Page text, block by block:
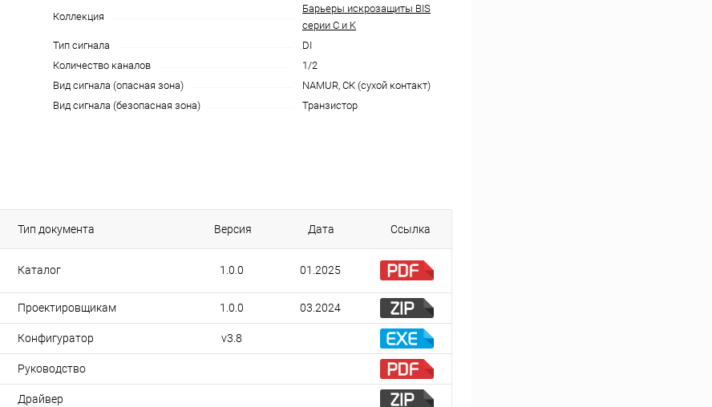
Коллекция
Барьеры искрозащиты BIS
серии С и K
Тип сигнала
DI
Количество каналов
1/2
Вид сигнала (опасная зона)
NAMUR, СК (сухой контакт)
Вид сигнала (безопасная зона)
Транзистор
Тип документа Версия Дата Ссылка
Каталог 1.0.0 01.2025
Проектировщикам 1.0.0 03.2024
Конфигуратор v3.8
Руководство
Драйвер